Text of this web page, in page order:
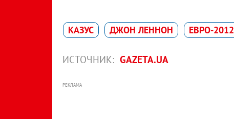
КАЗУС ДЖОН ЛЕННОН ЕВРО-2012
ИСТОЧНИК: GAZETA.UA
РЕКЛАМА